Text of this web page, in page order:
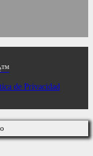
de Privacidad